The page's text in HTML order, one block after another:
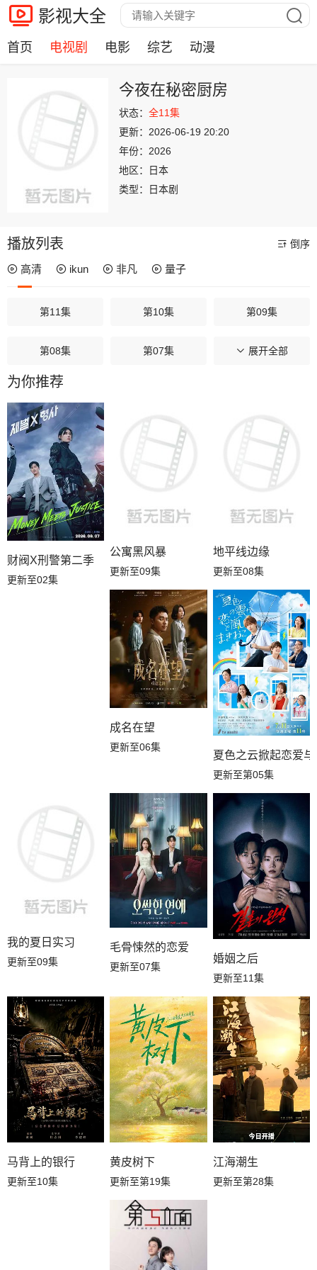
影视大全
首页 电视剧 电影 综艺 动漫
今夜在秘密厨房
状态： 全11集
更新： 2026-06-19 20:20
年份： 2026
地区：
日本
类型：
日本剧
播放列表 倒序
高清 ikun 非凡 量子
第11集 第10集 第09集
第08集 第07集 第06集
第05集
第02集
展开全部
为你推荐
财阀X刑警第二季
更新至02集
公寓黑风暴
更新至09集
地平线边缘
更新至08集
成名在望
更新至06集
夏色之云掀起恋爱
更新至第05集
我的夏日实习
更新至09集
毛骨悚然的恋爱
更新至07集
婚姻之后
更新至11集
马背上的银行
更新至10集
黄皮树下
更新至第19集
江海潮生
更新至第28集